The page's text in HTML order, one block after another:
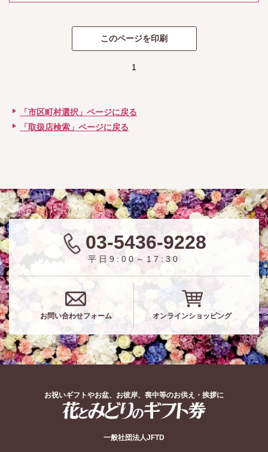
1
「市区町村選択」ページに戻る
「取扱店検索」ページに戻る
03-5436-9228
平日9:00～17:30
お問い合わせフォーム オンラインショッピング
お祝いギフトやお盆、お彼岸、喪中等のお供え・挨拶に
一般社団法人JFTD